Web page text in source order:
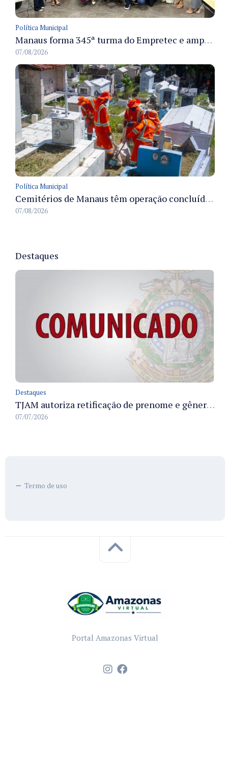
Política Municipal
Manaus forma 345ª turma do Empretec e amplia qualificação de empreendedores na cidade
07/08/2026
Política Municipal
Cemitérios de Manaus têm operação concluída e estrutura pronta para receber famílias no Dia dos Pais
07/08/2026
Destaques
Destaques
TJAM autoriza retificação de prenome e gênero em registros civis na Comarca de Benjamin Constant
07/07/2026
Termo de uso
Portal Amazonas Virtual